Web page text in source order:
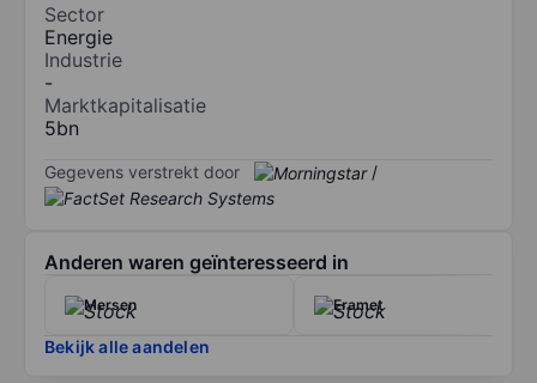
Sector
Energie
Industrie
-
Marktkapitalisatie
5bn
Gegevens verstrekt door /
Anderen waren geïnteresseerd in
Mersen Eramet
Bekijk alle aandelen